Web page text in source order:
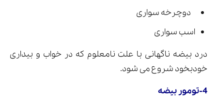
دوچرخه سواری
اسب سواری
درد بیضه ناگهانی با علت نامعلوم که در خواب و بیداری
خودبخود شروع می شود.
4-تومور بیضه